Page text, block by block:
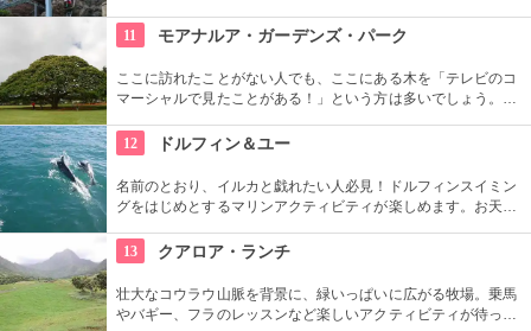
た。夜はお城のライトアップもあり、デートで訪れるのも楽し
そうです。
11 モアナルア・ガーデンズ・パーク
ここに訪れたことがない人でも、ここにある木を「テレビのコ
マーシャルで見たことがある！」という方は多いでしょう。日
樹』がここにあります。実物を見ると、感動しますよ！
12 ドルフィン＆ユー
名前のとおり、イルカと戯れたい人必見！ドルフィンスイミン
グをはじめとするマリンアクティビティが楽しめます。お天気
いそう。バーベキューやフラ、ウクレレ演奏など、嬉しいおも
てなしも。
13 クアロア・ランチ
壮大なコウラウ山脈を背景に、緑いっぱいに広がる牧場。乗馬
やバギー、フラのレッスンなど楽しいアクティビティが待って